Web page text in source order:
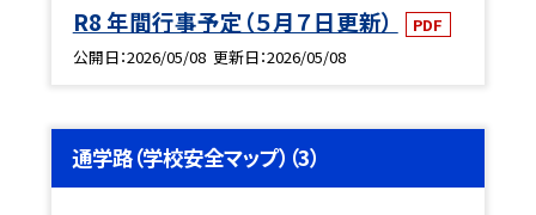
R8 年間行事予定（５月７日更新）
PDF
公開日 2026/05/08 更新日 2026/05/08
通学路（学校安全マップ）（3）